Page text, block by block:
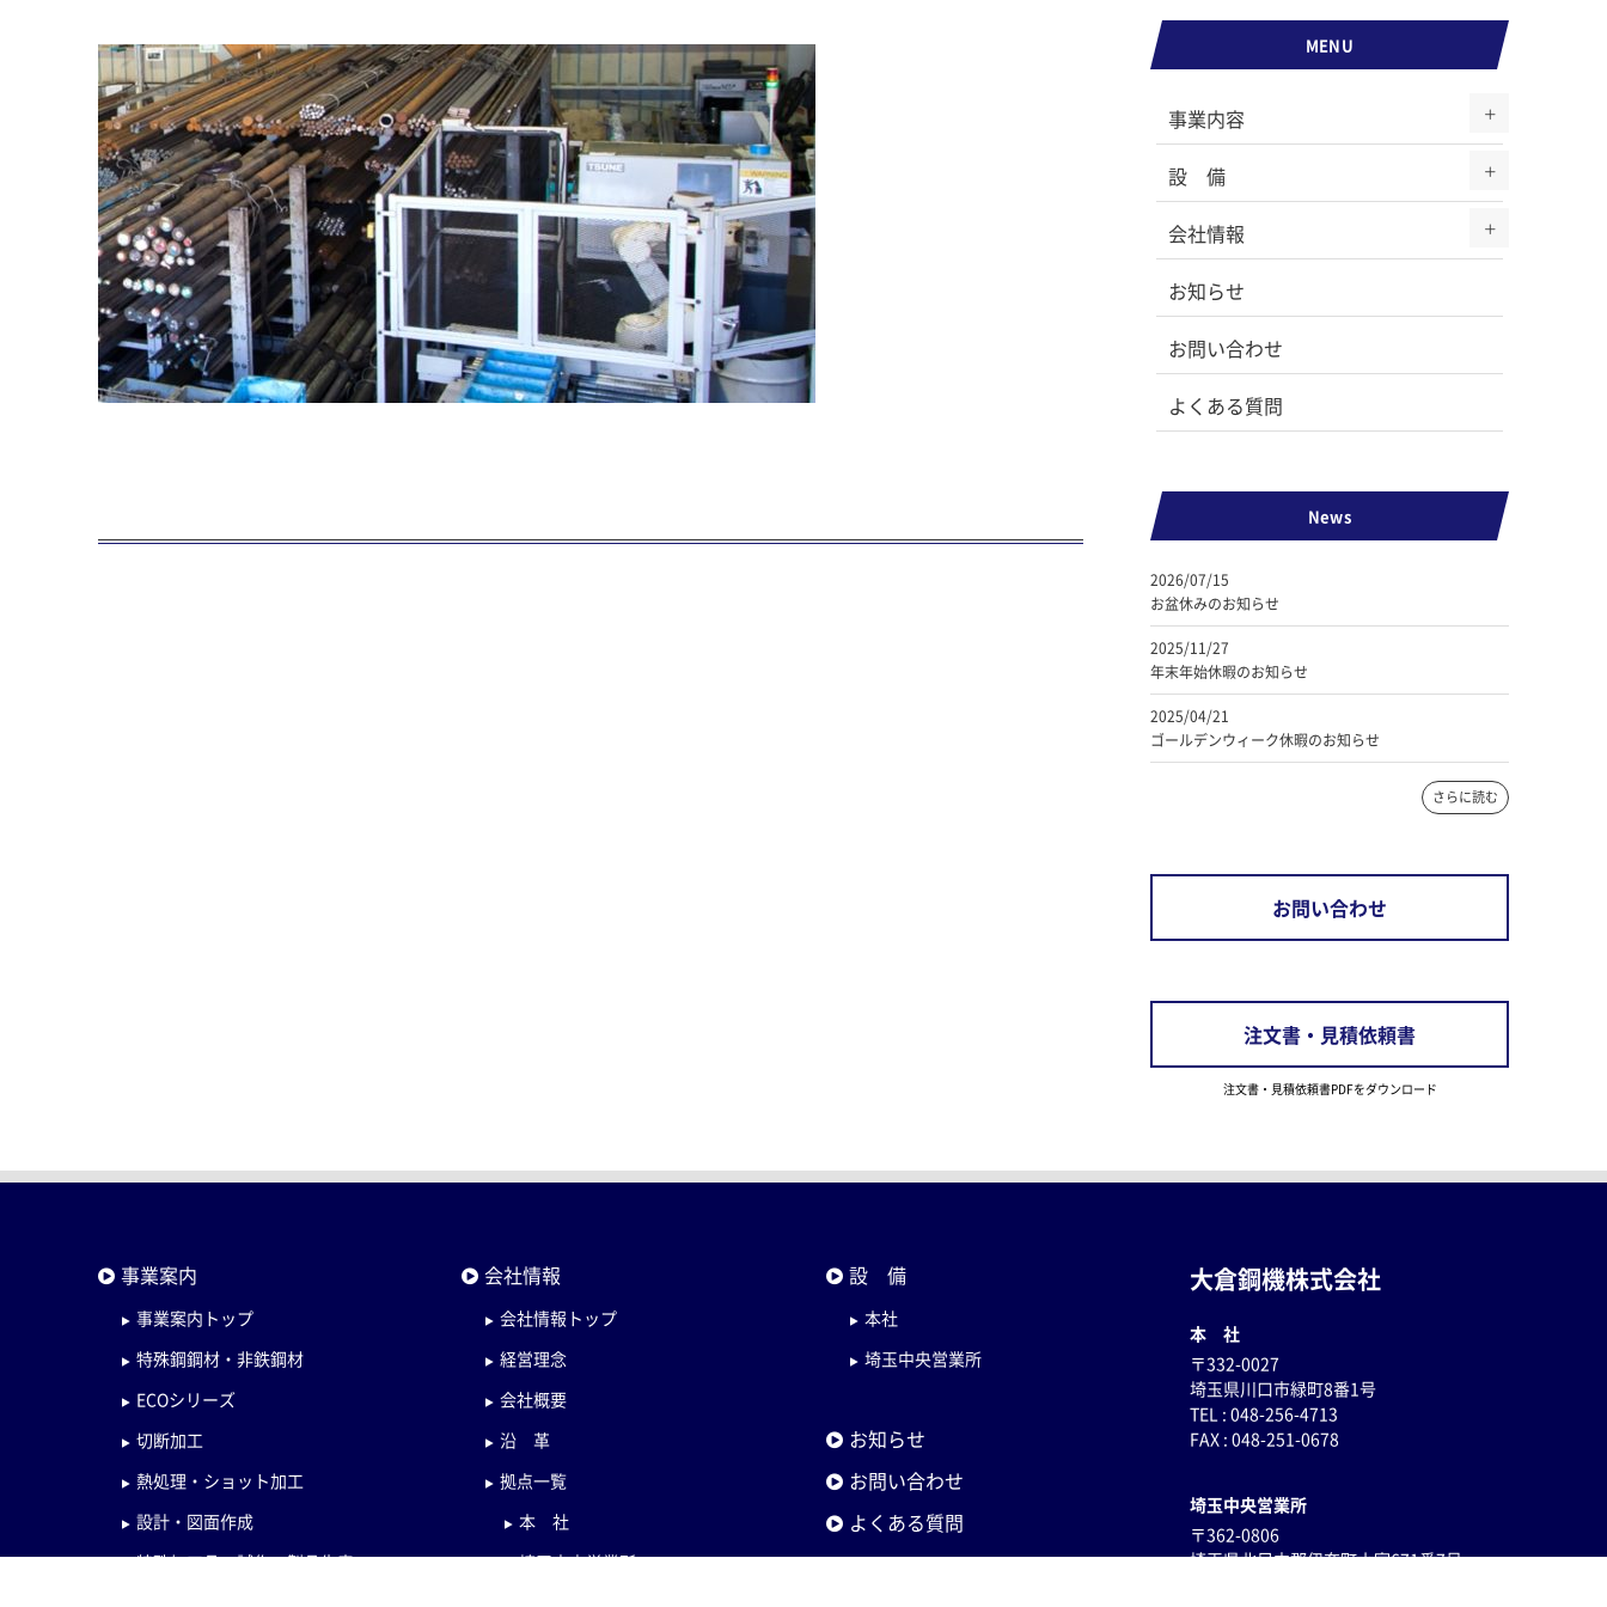
MENU
事業内容
設 備
会社情報
お知らせ
お問い合わせ
よくある質問
News
2026/07/15
お盆休みのお知らせ
2025/11/27
年末年始休暇のお知らせ
2025/04/21
ゴールデンウィーク休暇のお知らせ
さらに読む
お問い合わせ
注文書・見積依頼書
注文書・見積依頼書PDFをダウンロード
事業案内
事業案内トップ
特殊鋼鋼材・非鉄鋼材
ECOシリーズ
切断加工
熱処理・ショット加工
設計・図面作成
特殊加工品・試作・製品生産
会社情報
会社情報トップ
経営理念
会社概要
沿 革
拠点一覧
本 社
埼玉中央営業所
設 備
本社
埼玉中央営業所
お知らせ
お問い合わせ
よくある質問
大倉鋼機株式会社
本 社
〒332-0027
埼玉県川口市緑町8番1号
TEL : 048-256-4713
FAX : 048-251-0678
埼玉中央営業所
〒362-0806
埼玉県北足立郡伊奈町小室671番7号